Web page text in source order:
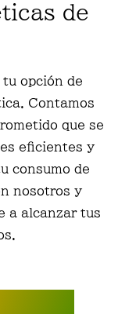
de
tu opción de
Contamos
que se
eficientes y
consumo de
nosotros y
a alcanzar tus